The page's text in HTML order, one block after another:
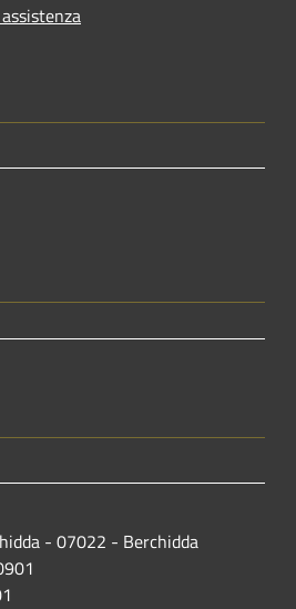
- 07022 - Berchidda